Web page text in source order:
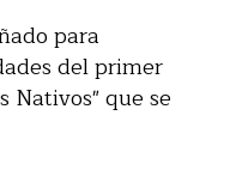
para
del primer
Nativos" que se